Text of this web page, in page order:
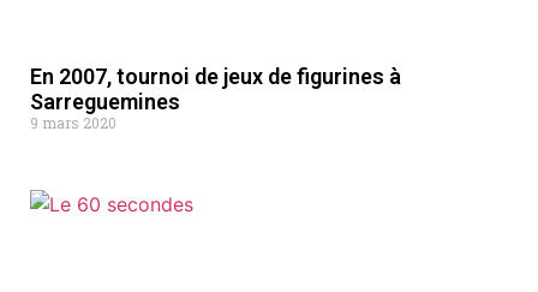
En 2007, tournoi de jeux de figurines à
Sarreguemines
9 mars 2020